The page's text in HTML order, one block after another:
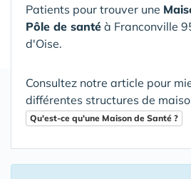
Patients pour trouver une
Pôle de santé à Franconville
d'Oise.
Consultez notre article pour
différentes structures de
Qu'est-ce qu'une Maison de Santé ?